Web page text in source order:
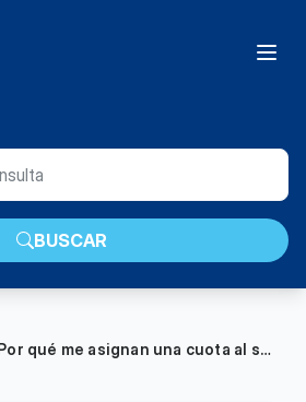
BUSCAR
¿Por qué me asignan una cuota al sacar un teléfono celular?